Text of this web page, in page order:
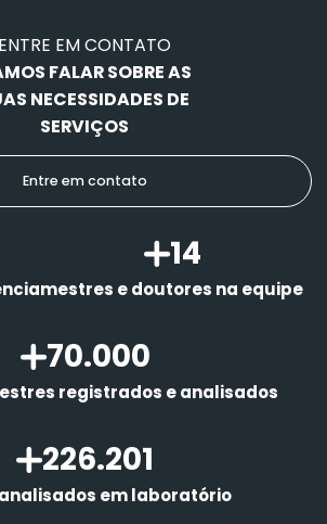
ENTRE EM CONTATO
FALAR SOBRE AS
NECESSIDADES DE
SERVIÇOS
Entre em contato
18
mestres e doutores na equipe
70.000
registrados e analisados
286.201
em laboratório